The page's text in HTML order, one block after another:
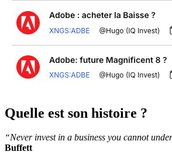
Quelle est son histoire ?
“Never invest in a business you cannot
Buffett